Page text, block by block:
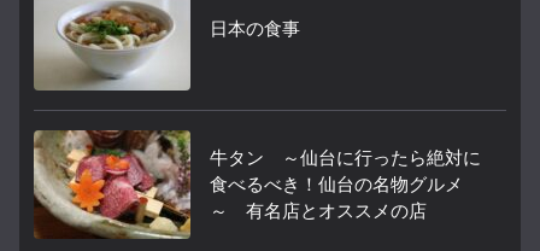
日本の食事
牛タン ～仙台に行ったら絶対に
食べるべき！仙台の名物グルメ
～ 有名店とオススメの店